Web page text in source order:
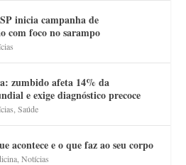
inicia campanha de
com foco no sarampo
zumbido afeta 14% da
e exige diagnóstico precoce
,Saúde
acontece e o que faz ao seu corpo
,Notícias